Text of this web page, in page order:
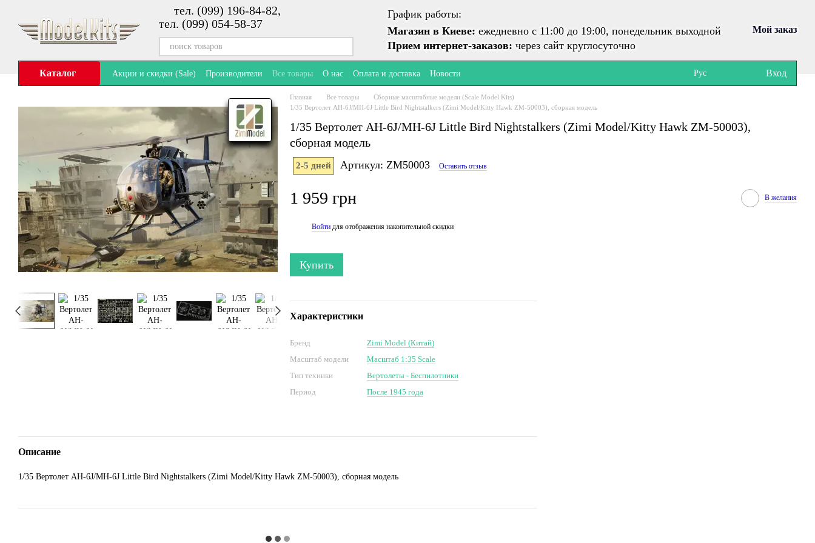
тел. (099) 196-84-82,
тел. (099) 054-58-37
График работы:
Магазин в Киеве: ежедневно с 11:00 до 19:00, понедельник выходной
Прием интернет-заказов: через сайт круглосуточно
Мой заказ
Каталог Акции и скидки (Sale) Производители Все товары О нас Оплата и доставка Новости Рус Вход
Главная Все товары
Сборные масштабные модели (Scale Model Kits)
1/35 Вертолет AH-6J/MH-6J Little Bird Nightstalkers (Zimi Model/Kitty Hawk ZM-50003), сборная модель
1/35 Вертолет AH-6J/MH-6J Little Bird Nightstalkers (Zimi Model/Kitty Hawk ZM-50003),
сборная модель
2-5 дней Артикул: ZM50003 Оставить отзыв
1 959 грн В желания
Войти для отображения накопительной скидки
Купить
Характеристики
Бренд
Zimi Model (Китай)
Масштаб модели
Масштаб 1:35 Scale
Тип техники
Вертолеты - Беспилотники
Период
После 1945 года
Описание
1/35 Вертолет AH-6J/MH-6J Little Bird Nightstalkers (Zimi Model/Kitty Hawk ZM-50003), сборная модель